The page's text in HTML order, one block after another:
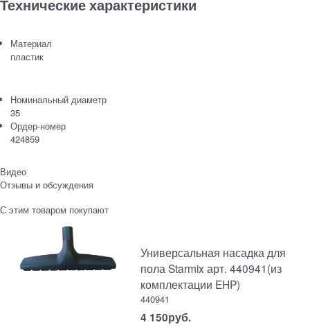
Технические характеристики
Материал
пластик
Номинальный диаметр
35
Ордер-номер
424859
Видео
Отзывы и обсуждения
С этим товаром покупают
Универсальная насадка для
пола Starmix арт. 440941(из
комплектации EHP)
440941
4 150руб.